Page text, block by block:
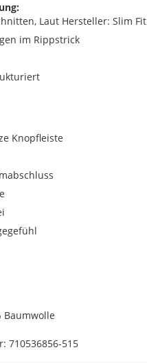
Laut Hersteller: Slim Fit
im Rippstrick
Knopfleiste
Baumwolle
710536856-515